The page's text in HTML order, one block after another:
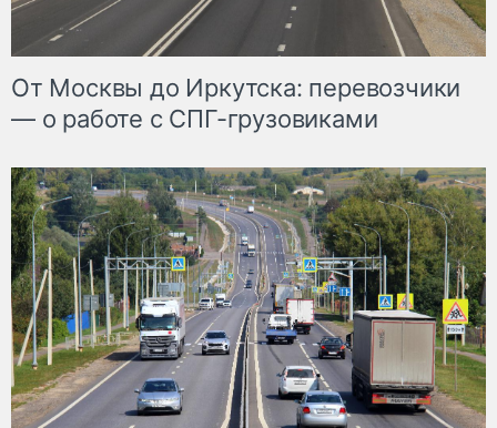
От Москвы до Иркутска: перевозчики
— о работе с СПГ-грузовиками